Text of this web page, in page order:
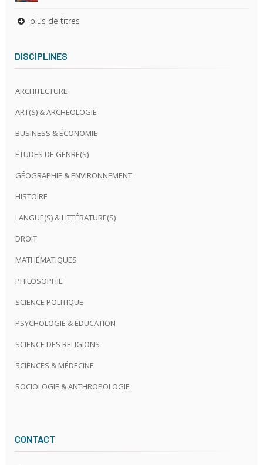
plus de titres
DISCIPLINES
ARCHITECTURE
ART(S) & ARCHÉOLOGIE
BUSINESS & ÉCONOMIE
ÉTUDES DE GENRE(S)
GÉOGRAPHIE & ENVIRONNEMENT
HISTOIRE
LANGUE(S) & LITTÉRATURE(S)
DROIT
MATHÉMATIQUES
PHILOSOPHIE
SCIENCE POLITIQUE
PSYCHOLOGIE & ÉDUCATION
SCIENCE DES RELIGIONS
SCIENCES & MÉDECINE
SOCIOLOGIE & ANTHROPOLOGIE
CONTACT